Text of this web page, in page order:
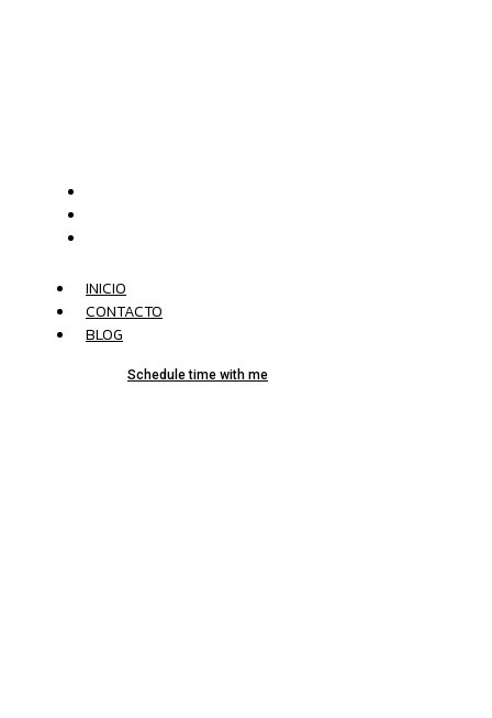
INICIO
CONTACTO
BLOG
Schedule time with me
Xavi: "Mis